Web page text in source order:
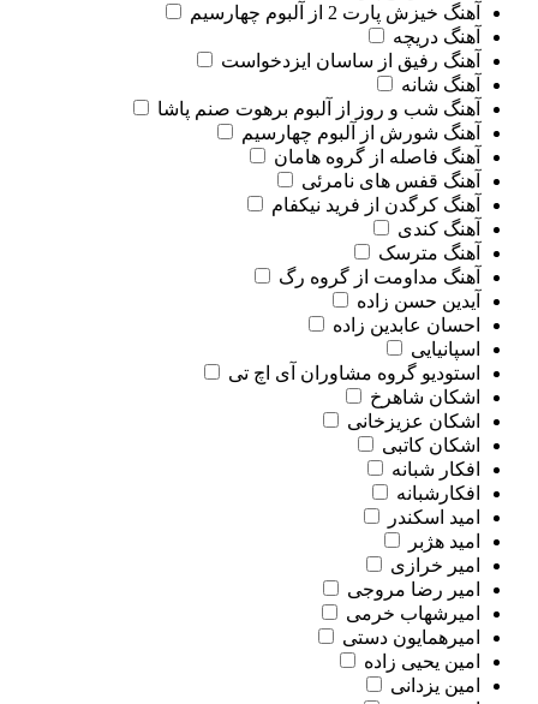
آهنگ خیزش پارت 2 از آلبوم چهارسیم
آهنگ دریچه
آهنگ رفیق از ساسان ایزدخواست
آهنگ شانه
آهنگ شب و روز از آلبوم برهوت صنم پاشا
آهنگ شورش از آلبوم چهارسیم
آهنگ فاصله از گروه هامان
آهنگ قفس های نامرئی
آهنگ کرگدن از فرید نیکفام
آهنگ کندی
آهنگ مترسک
آهنگ مداومت از گروه رگ
آیدین حسن زاده
احسان عابدین زاده
اسپانیایی
استودیو گروه مشاوران آی اچ تی
اشکان شاهرخ
اشکان عزیزخانی
اشکان کاتبی
افکار شبانه
افکارشبانه
امید اسکندر
امید هژبر
امیر خرازی
امیر رضا مروجی
امیرشهاب خرمی
امیرهمایون دستی
امین یحیی زاده
امین یزدانی